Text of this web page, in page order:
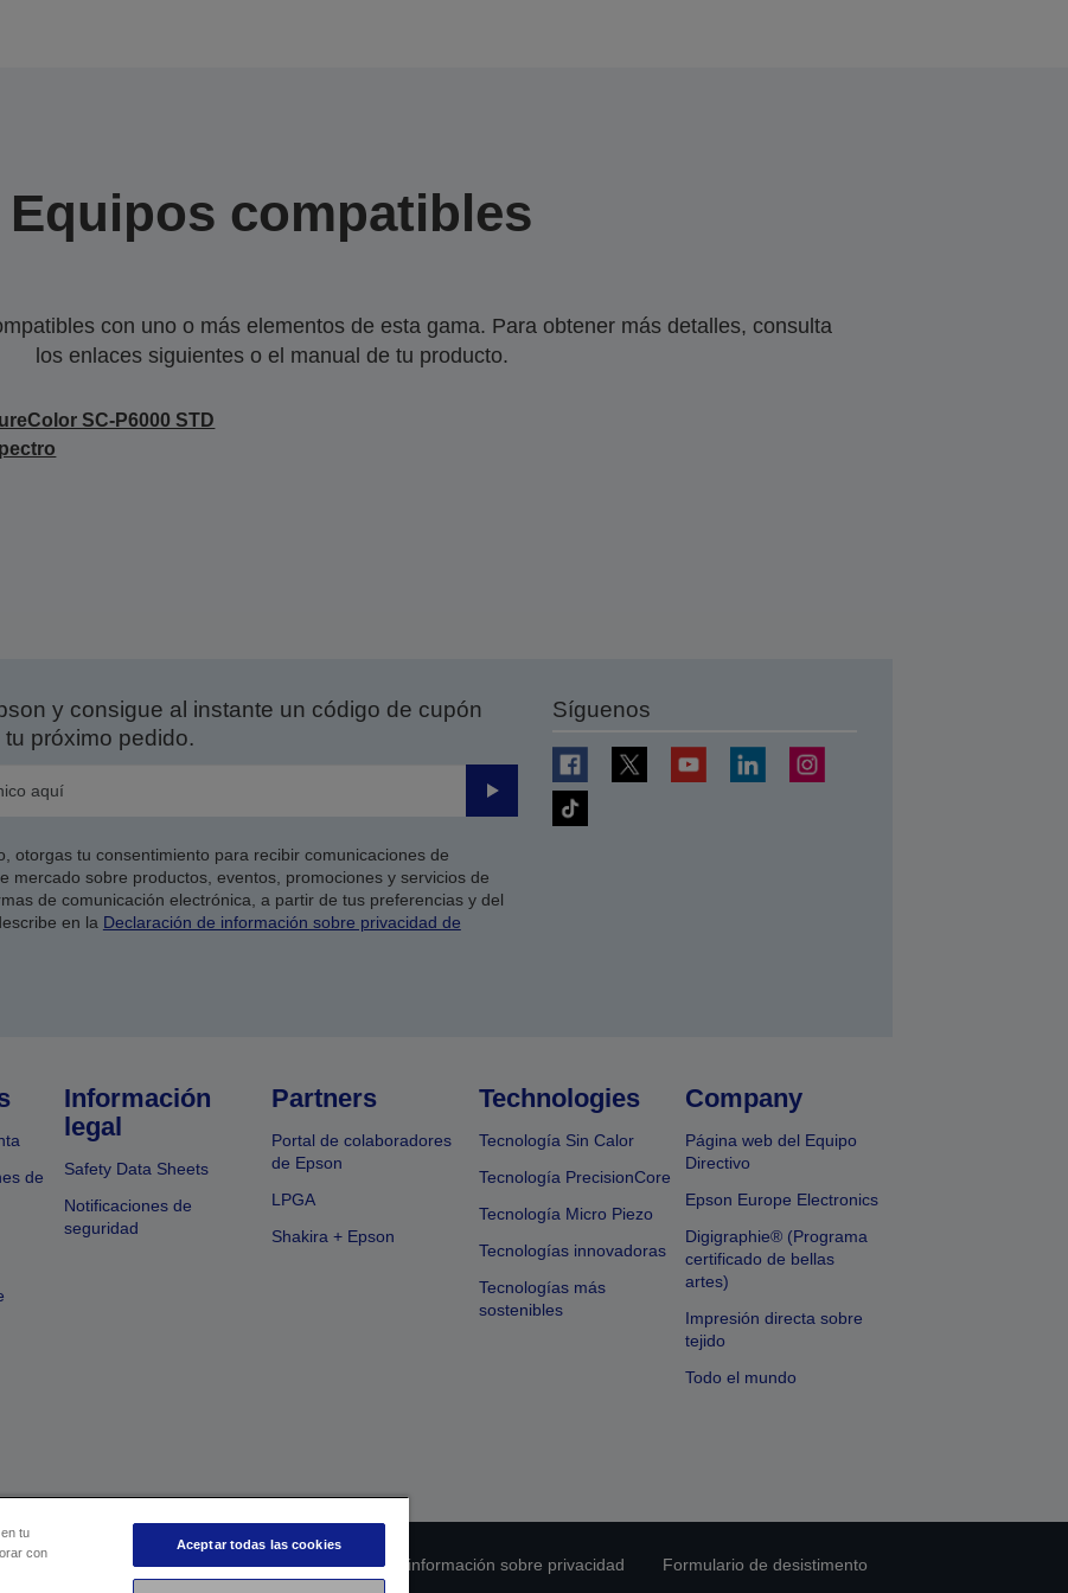
Equipos compatibles
con uno o más elementos de esta gama. Para obtener más detalles, consulta
los enlaces siguientes o el manual de tu producto.
SC-P6000 STD
y consigue al instante un código de cupón
próximo pedido.
Enviar
otorgas tu consentimiento para recibir comunicaciones de
sobre productos, eventos, promociones y servicios de
de comunicación electrónica, a partir de tus preferencias y del
en la Declaración de información sobre privacidad de
Síguenos
de
Información
legal
Safety Data Sheets
Notificaciones de
seguridad
Partners
Portal de colaboradores
de Epson
LPGA
Shakira + Epson
Technologies
Tecnología Sin Calor
Tecnología PrecisionCore
Tecnología Micro Piezo
Tecnologías innovadoras
Tecnologías más
sostenibles
Company
Página web del Equipo
Directivo
Epson Europe Electronics
Digigraphie® (Programa
certificado de bellas
artes)
Impresión directa sobre
tejido
Todo el mundo
de cumplimiento de los productos Declaración de información sobre privacidad Formulario de desistimento
tu
con
Aceptar todas las cookies